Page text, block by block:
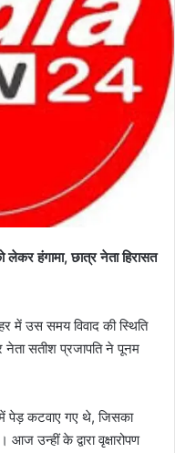
लेकर हंगामा, छात्र नेता हिरासत
में उस समय विवाद की स्थिति
नेता सतीश प्रजापति ने पूनम
में पेड़ कटवाए गए थे, जिसका
उन्हीं के द्वारा वृक्षारोपण